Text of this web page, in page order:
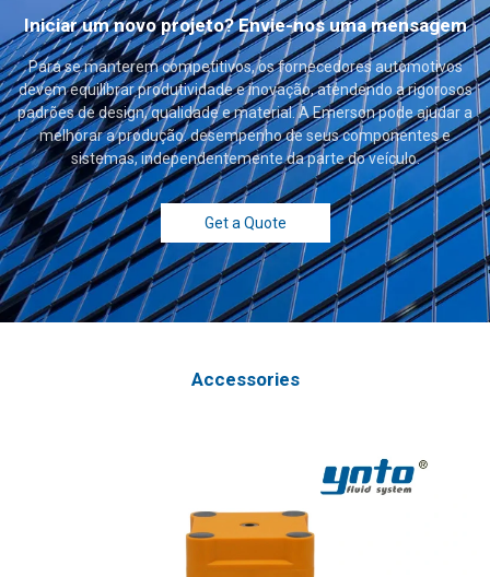
Iniciar um novo projeto? Envie-nos uma mensagem
Para se manterem competitivos, os fornecedores automotivos
devem equilibrar produtividade e inovação, atendendo a rigorosos
padrões de design, qualidade e material. A Emerson pode ajudar a
melhorar a produção. desempenho de seus componentes e
sistemas, independentemente da parte do veículo.
Get a Quote
Accessories